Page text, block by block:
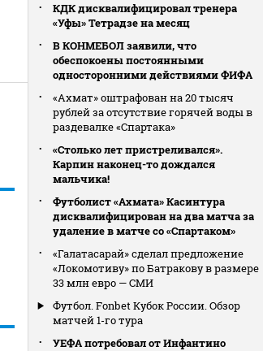
КДК дисквалифицировал тренера
«Уфы» Тетрадзе на месяц
В КОНМЕБОЛ заявили, что
обеспокоены постоянными
односторонними действиями ФИФА
«Ахмат» оштрафован на 20 тысяч
рублей за отсутствие горячей воды в
раздевалке «Спартака»
«Столько лет пристреливался».
Карпин наконец-то дождался
мальчика!
Футболист «Ахмата» Касинтура
дисквалифицирован на два матча за
удаление в матче со «Спартаком»
«Галатасарай» сделал предложение
«Локомотиву» по Батракову в размере
33 млн евро — СМИ
Футбол. Fonbet Кубок России. Обзор
матчей 1-го тура
УЕФА потребовал от Инфантино